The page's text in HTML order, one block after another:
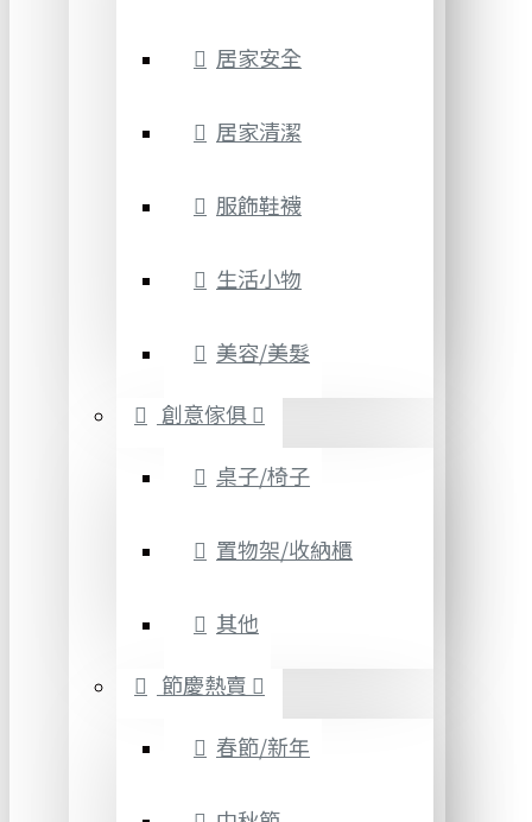
居家安全
居家清潔
服飾鞋襪
生活小物
美容/美髮
創意傢俱
桌子/椅子
置物架/收納櫃
其他
節慶熱賣
春節/新年